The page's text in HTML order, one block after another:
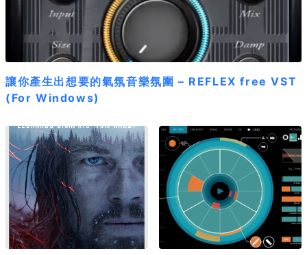
讓你產生出想要的氣氛音樂氛圍 – REFLEX free VST
(For Windows)